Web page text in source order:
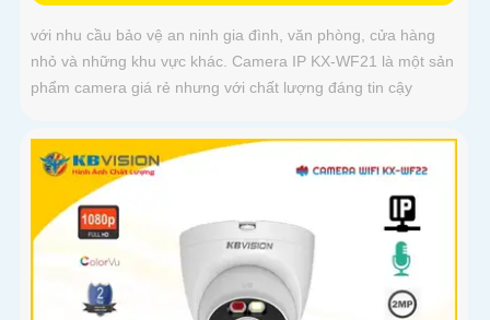
với nhu cầu bảo vệ an ninh gia đình, văn phòng, cửa hàng
nhỏ và những khu vực khác. Camera IP KX-WF21 là một sản
phẩm camera giá rẻ nhưng với chất lượng đáng tin cậy